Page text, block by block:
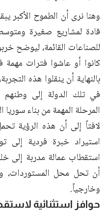
وهنا نرى أن الطموح الأكبر
قادة لمشاريع صغيرة
للصناعات القائمة، ليوضح
كانوا أو عاشوا فترات مهمة
بالنهاية أن ينقلوا هذه
في تلك الدولة إلى
المرحلة المهمة من بناء سوريا
لافتاً إلى أن هذه الرؤية
استيراد خبرة فردية إلى
استقطاب عمالة مدربة إلى
أن تحل محل المستوردات،
وخارجياً.
حوافز استثنائية